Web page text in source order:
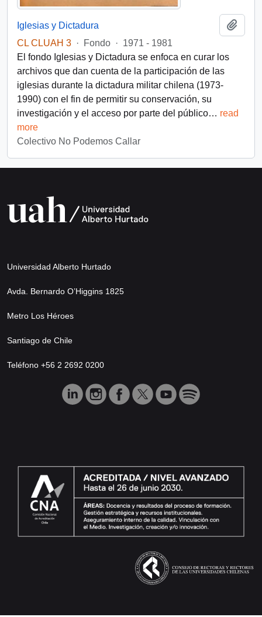
Iglesias y Dictadura
CL CLUAH 3 · Fondo · 1971 - 1981
El fondo Iglesias y Dictadura se enfoca en curar los
archivos que dan cuenta de la participación de las
iglesias durante la dictadura militar chilena (1973-
1990) con el fin de permitir su conservación, su
investigación y el acceso por parte del público… read
more
Colectivo No Podemos Callar
Universidad Alberto Hurtado
Avda. Bernardo O’Higgins 1825
Metro Los Héroes
Santiago de Chile
Teléfono +56 2 2692 0200